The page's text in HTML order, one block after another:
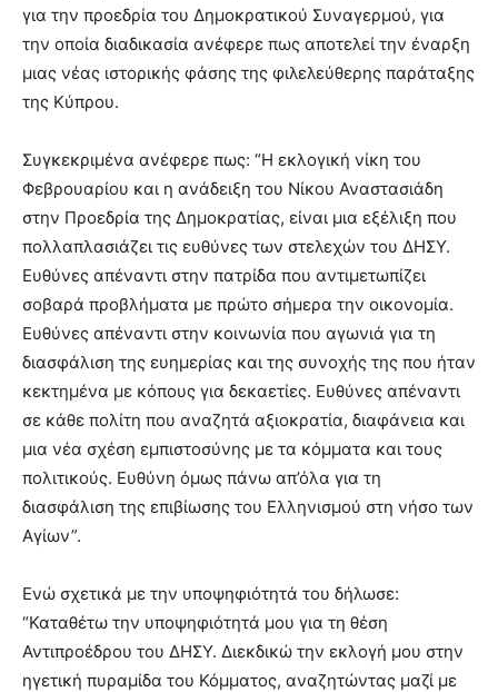
για την προεδρία του Δημοκρατικού Συναγερμού, για
την οποία διαδικασία ανέφερε πως αποτελεί την έναρξη
μιας νέας ιστορικής φάσης της φιλελεύθερης παράταξης
της Κύπρου.
Συγκεκριμένα ανέφερε πως: “Η εκλογική νίκη του
Φεβρουαρίου και η ανάδειξη του Νίκου Αναστασιάδη
στην Προεδρία της Δημοκρατίας, είναι μια εξέλιξη που
πολλαπλασιάζει τις ευθύνες των στελεχών του ΔΗΣΥ.
Ευθύνες απέναντι στην πατρίδα που αντιμετωπίζει
σοβαρά προβλήματα με πρώτο σήμερα την οικονομία.
Ευθύνες απέναντι στην κοινωνία που αγωνιά για τη
διασφάλιση της ευημερίας και της συνοχής της που ήταν
κεκτημένα με κόπους για δεκαετίες. Ευθύνες απέναντι
σε κάθε πολίτη που αναζητά αξιοκρατία, διαφάνεια και
μια νέα σχέση εμπιστοσύνης με τα κόμματα και τους
πολιτικούς. Ευθύνη όμως πάνω απ’όλα για τη
διασφάλιση της επιβίωσης του Ελληνισμού στη νήσο των
Αγίων”.
Ενώ σχετικά με την υποψηφιότητά του δήλωσε:
“Καταθέτω την υποψηφιότητά μου για τη θέση
Αντιπροέδρου του ΔΗΣΥ. Διεκδικώ την εκλογή μου στην
ηγετική πυραμίδα του Κόμματος, αναζητώντας μαζί με